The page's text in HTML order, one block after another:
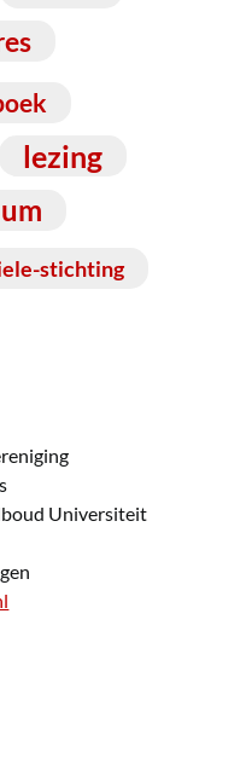
lezing
stichting
Universiteit